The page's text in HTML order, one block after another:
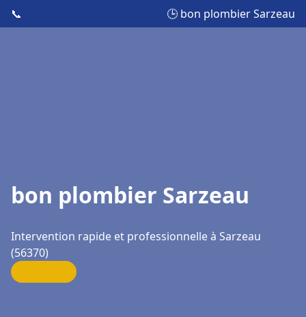
📞 🕒 bon plombier Sarzeau
bon plombier Sarzeau
Intervention rapide et professionnelle à Sarzeau
(56370)